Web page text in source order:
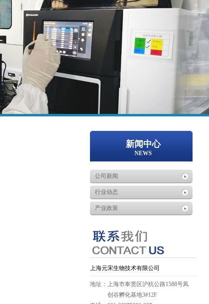
新闻中心
NEWS
公司新闻
行业动态
产业政策
上海元宋生物技术有限公司
地址：上海市奉贤区沪杭公路1588号凤
创谷孵化基地3#12F